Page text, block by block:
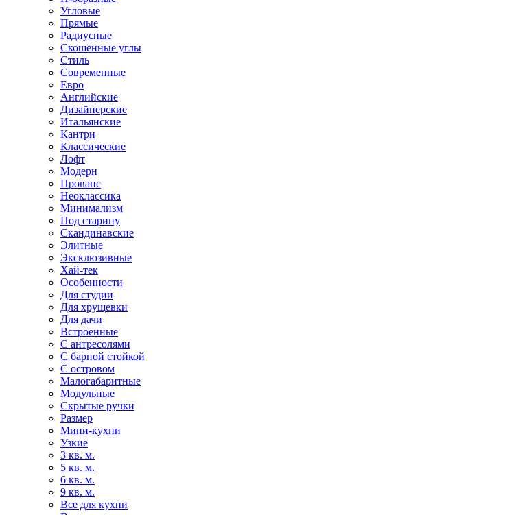
Угловые
Прямые
Радиусные
Скошенные углы
Стиль
Современные
Евро
Английские
Дизайнерские
Итальянские
Кантри
Классические
Лофт
Модерн
Прованс
Неоклассика
Минимализм
Под старину
Скандинавские
Элитные
Эксклюзивные
Хай-тек
Особенности
Для студии
Для хрущевки
Для дачи
Встроенные
С антресолями
С барной стойкой
С островом
Малогабаритные
Модульные
Скрытые ручки
Размер
Мини-кухни
Узкие
3 кв. м.
5 кв. м.
6 кв. м.
9 кв. м.
Все для кухни